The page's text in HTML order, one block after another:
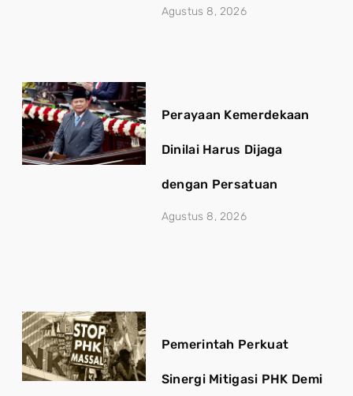
Agustus 8, 2026
Perayaan Kemerdekaan
Dinilai Harus Dijaga
dengan Persatuan
Agustus 8, 2026
Pemerintah Perkuat
Sinergi Mitigasi PHK Demi